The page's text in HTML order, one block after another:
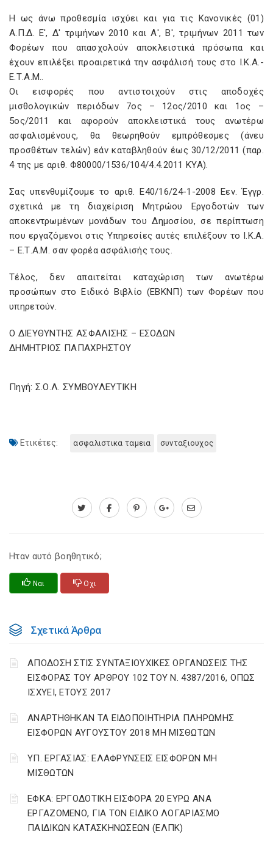
Η ως άνω προθεσμία ισχύει και για τις Κανονικές (01)
Α.Π.Δ. Ε', Δ' τριμήνων 2010 και Α', Β', τριμήνων 2011 των
Φορέων που απασχολούν αποκλειστικά πρόσωπα και
έχουν επιλέξει προαιρετικά την ασφάλισή τους στο Ι.Κ.Α.-
Ε.Τ.Α.Μ..
Οι εισφορές που αντιστοιχούν στις αποδοχές
μισθολογικών περιόδων 7ος – 12ος/2010 και 1ος –
5ος/2011 και αφορούν αποκλειστικά τους ανωτέρω
ασφαλισμένους, θα θεωρηθούν εμπρόθεσμες (άνευ
προσθέτων τελών) εάν καταβληθούν έως 30/12/2011 (παρ.
4 της με αριθ. Φ80000/1536/104/4.4.2011 ΚΥΑ).
Σας υπενθυμίζουμε το αριθ. Ε40/16/24-1-2008 Εεν. Έγγρ.
σχετικά με τη διαχείριση Μητρώου Εργοδοτών των
αποκεντρωμένων μονάδων του Δημοσίου, σε περίπτωση
που εργαζόμενοι στις Υπηρεσίες αυτές επιλέξουν το Ι.Κ.Α.
– Ε.Τ.A.M. σαν φορέα ασφάλισής τους.
Τέλος, δεν απαιτείται καταχώριση των ανωτέρω
προσώπων στο Ειδικό Βιβλίο (ΕΒΚΝΠ) των Φορέων που
υπηρετούν.
Ο ΔΙΕΥΘΥΝΤΗΣ ΑΣΦΑΛΙΣΗΣ – ΕΣΟΔΩΝ
ΔΗΜΗΤΡΙΟΣ ΠΑΠΑΧΡΗΣΤΟΥ
Πηγή: Σ.Ο.Λ. ΣΥΜΒΟΥΛΕΥΤΙΚΗ
Ετικέτες: ασφαλιστικα ταμεια συνταξιουχος
Ηταν αυτό βοηθητικό;
Ναι Οχι
Σχετικά Άρθρα
ΑΠΟΔΟΣΗ ΣΤΙΣ ΣΥΝΤΑΞΙΟΥΧΙΚΕΣ ΟΡΓΑΝΩΣΕΙΣ ΤΗΣ
ΕΙΣΦΟΡΑΣ ΤΟΥ ΑΡΘΡΟΥ 102 ΤΟΥ Ν. 4387/2016, ΟΠΩΣ
ΙΣΧΥΕΙ, ΕΤΟΥΣ 2017
ΑΝΑΡΤΗΘΗΚΑΝ ΤΑ ΕΙΔΟΠΟΙΗΤΗΡΙΑ ΠΛΗΡΩΜΗΣ
ΕΙΣΦΟΡΩΝ ΑΥΓΟΥΣΤΟΥ 2018 ΜΗ ΜΙΣΘΩΤΩΝ
ΥΠ. ΕΡΓΑΣΙΑΣ: ΕΛΑΦΡΥΝΣΕΙΣ ΕΙΣΦΟΡΩΝ ΜΗ
ΜΙΣΘΩΤΩΝ
ΕΦΚΑ: ΕΡΓΟΔΟΤΙΚΗ ΕΙΣΦΟΡΑ 20 ΕΥΡΩ ΑΝΑ
ΕΡΓΑΖΟΜΕΝΟ, ΓΙΑ ΤΟΝ ΕΙΔΙΚΟ ΛΟΓΑΡΙΑΣΜΟ
ΠΑΙΔΙΚΩΝ ΚΑΤΑΣΚΗΝΩΣΕΩΝ (ΕΛΠΚ)